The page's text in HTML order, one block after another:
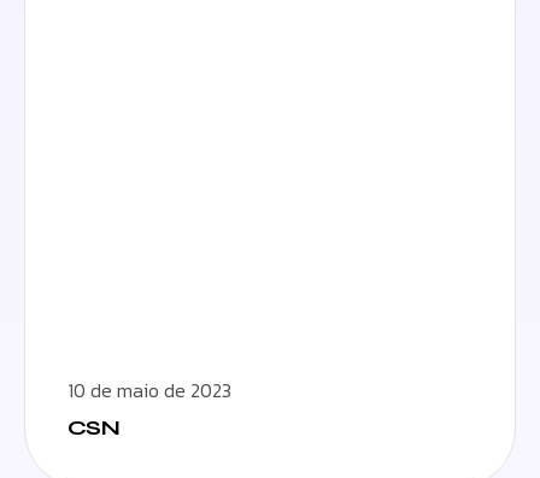
10 de maio de 2023
CSN